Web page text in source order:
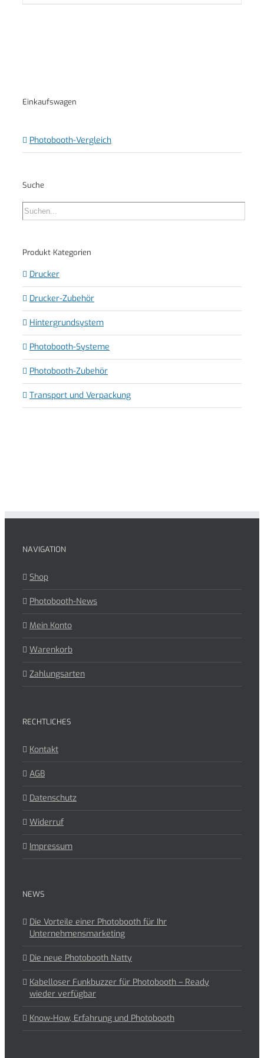
Einkaufswagen
Photobooth-Vergleich
Suche
Produkt Kategorien
Drucker
Drucker-Zubehör
Hintergrundsystem
Photobooth-Systeme
Photobooth-Zubehör
Transport und Verpackung
NAVIGATION
Shop
Photobooth-News
Mein Konto
Warenkorb
Zahlungsarten
RECHTLICHES
Kontakt
AGB
Datenschutz
Widerruf
Impressum
NEWS
Die Vorteile einer Photobooth für Ihr
Unternehmensmarketing
Die neue Photobooth Natty
Kabelloser Funkbuzzer für Photobooth – Ready
wieder verfügbar
Know-How, Erfahrung und Photobooth